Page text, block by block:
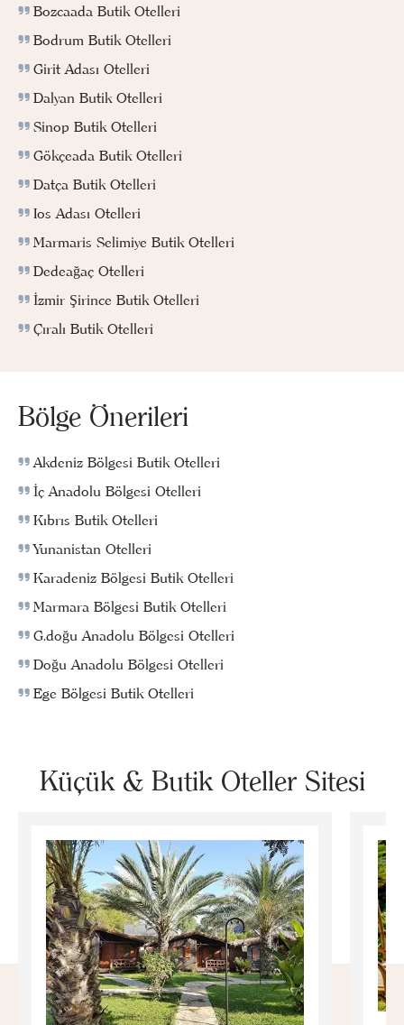
Bozcaada Butik Otelleri
Bodrum Butik Otelleri
Girit Adası Otelleri
Dalyan Butik Otelleri
Sinop Butik Otelleri
Gökçeada Butik Otelleri
Datça Butik Otelleri
Ios Adası Otelleri
Marmaris Selimiye Butik Otelleri
Dedeağaç Otelleri
İzmir Şirince Butik Otelleri
Çıralı Butik Otelleri
Bölge Önerileri
Akdeniz Bölgesi Butik Otelleri
İç Anadolu Bölgesi Otelleri
Kıbrıs Butik Otelleri
Yunanistan Otelleri
Karadeniz Bölgesi Butik Otelleri
Marmara Bölgesi Butik Otelleri
G.doğu Anadolu Bölgesi Otelleri
Doğu Anadolu Bölgesi Otelleri
Ege Bölgesi Butik Otelleri
Küçük & Butik Oteller Sitesi